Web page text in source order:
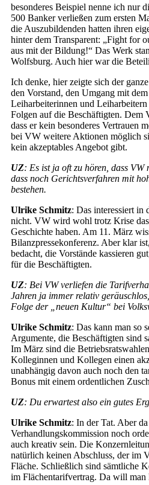
besonderes Beispiel nenne ich nur
500 Banker verließen zum ersten
die Auszubildenden hatten ihren
hinter dem Transparent: „Fight for
aus mit der Bildung!“ Das Werk
Wolfsburg. Auch hier war die
Ich denke, hier zeigte sich der
den Vorstand, den Umgang mit
Leiharbeiterinnen und
Folgen auf die Beschäftigten. Dem
dass er kein besonderes Vertrauen
bei VW weitere Aktionen möglich
kein akzeptables Angebot gibt.
UZ: Es ist ja oft zu hören, dass VW
dass noch Gerichtsverfahren mit
bestehen.
Ulrike Schmitz: Das interessiert
nicht. VW wird wohl trotz Krise das
Geschichte haben. Am 11. März
Bilanzpressekonferenz. Aber klar
bedacht, die Vorstände kassieren
für die Beschäftigten.
UZ: Bei VW verliefen die
Jahren ja immer relativ
Folge der „neuen Kultur“ bei
Ulrike Schmitz: Das kann man so
Argumente, die Beschäftigten sind
Im März sind die
Kolleginnen und Kollegen einen
unabhängig davon auch noch den
Bonus mit einem ordentlichen
UZ: Du erwartest also ein gutes
Ulrike Schmitz: In der Tat. Aber
Verhandlungskommission noch
auch kreativ sein. Die
natürlich keinen Abschluss, der im
Fläche. Schließlich sind sämtliche
im Flächentarifvertrag. Da will man